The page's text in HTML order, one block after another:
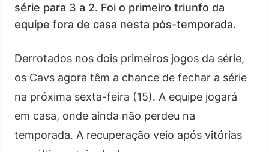
série para 3 a 2. Foi o primeiro triunfo da
equipe fora de casa nesta pós-temporada.
Derrotados nos dois primeiros jogos da série,
os Cavs agora têm a chance de fechar a série
na próxima sexta-feira (15). A equipe jogará
em casa, onde ainda não perdeu na
temporada. A recuperação veio após vitórias